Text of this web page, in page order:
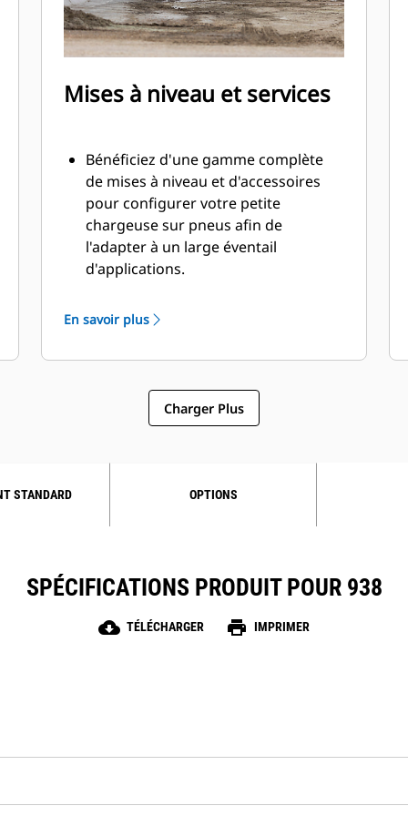
votre production et atteignez avec
précision vos objectifs de
chargement grâce à Cat Payload.
Mises à niveau et services
Bénéficiez d'une gamme complète
de mises à niveau et d'accessoires
pour configurer votre petite
chargeuse sur pneus afin de
l'adapter à un large éventail
d'applications.
d'entretien facilement disponibles, y
compris une gamme d'options en
libre-service (SSO) et des kits
En savoir plus
Charger Plus
STANDARD OPTIONS
SPÉCIFICATIONS PRODUIT POUR 938
cloud_download TÉLÉCHARGER print IMPRIMER